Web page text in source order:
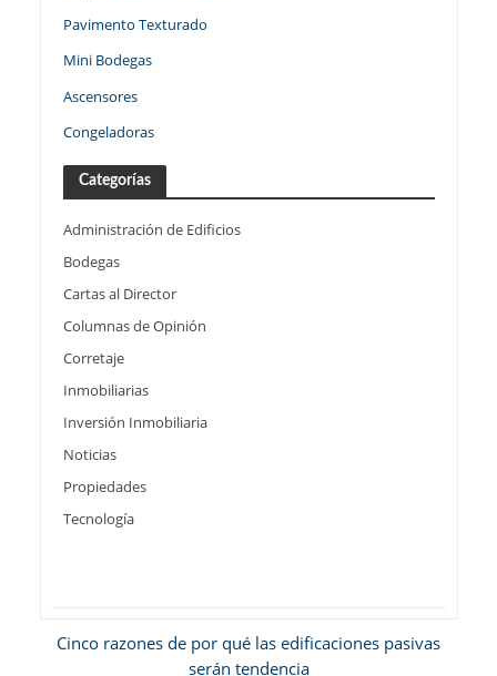
Pavimento Texturado
Mini Bodegas
Ascensores
Congeladoras
Categorías
Administración de Edificios
Bodegas
Cartas al Director
Columnas de Opinión
Corretaje
Inmobiliarias
Inversión Inmobiliaria
Noticias
Propiedades
Tecnología
Cinco razones de por qué las edificaciones pasivas
serán tendencia